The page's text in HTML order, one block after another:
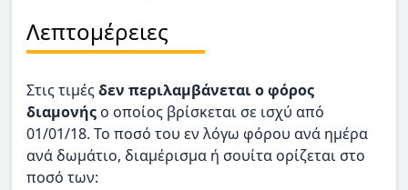
Λεπτομέρειες
Στις τιμέςδεν περιλαμβάνεται ο φόρος
διαμονής ο οποίος βρίσκεται σε ισχύ από
01/01/18. Το ποσό του εν λόγω φόρου ανά ημέρα
ανά δωμάτιο, διαμέρισμα ή σουίτα ορίζεται στο
ποσό των: